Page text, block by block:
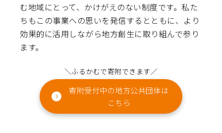
む地域にとって、かけがえのない制度です。私た
ちもこの事業への思いを発信するとともに、より
効果的に活用しながら地方創生に取り組んで参り
ます。
＼ふるかむで寄附できます／
寄附受付中の地方公共団体は
こちら